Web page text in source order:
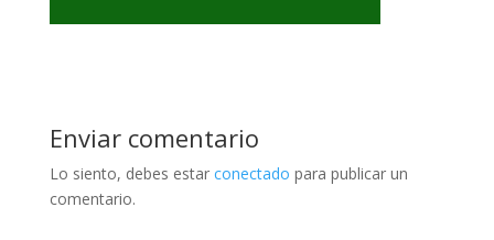
Enviar comentario
Lo siento, debes estar conectado para publicar un
comentario.